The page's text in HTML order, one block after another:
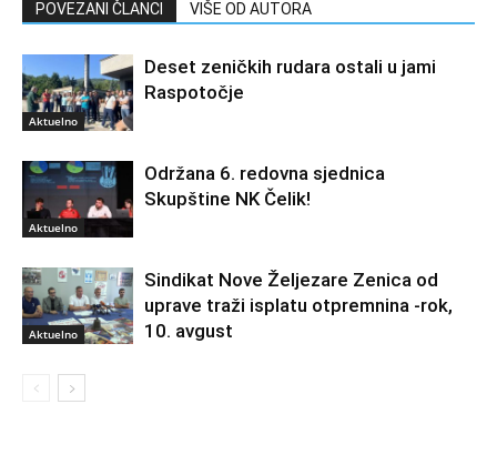
POVEZANI ČLANCI VIŠE OD AUTORA
Aktuelno
Deset zeničkih rudara ostali u jami
Raspotočje
Aktuelno
Održana 6. redovna sjednica
Skupštine NK Čelik!
Aktuelno
Sindikat Nove Željezare Zenica od
uprave traži isplatu otpremnina -rok,
10. avgust